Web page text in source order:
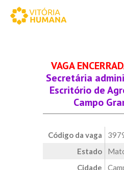
VAGA
Secretária
Escritório de
Campo
Código da vaga
Estado
Cidade